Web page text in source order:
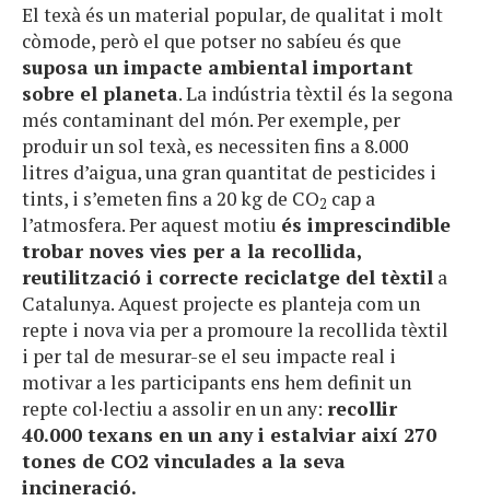
El texà és un material popular, de qualitat i molt
còmode, però el que potser no sabíeu és que
suposa un impacte ambiental important
sobre el planeta. La indústria tèxtil és la segona
més contaminant del món. Per exemple, per
produir un sol texà, es necessiten fins a 8.000
litres d’aigua, una gran quantitat de pesticides i
tints, i s’emeten fins a 20 kg de CO2 cap a
l’atmosfera. Per aquest motiu és imprescindible
trobar noves vies per a la recollida,
reutilització i correcte reciclatge del tèxtil a
Catalunya. Aquest projecte es planteja com un
repte i nova via per a promoure la recollida tèxtil
i per tal de mesurar-se el seu impacte real i
motivar a les participants ens hem definit un
repte col·lectiu a assolir en un any: recollir
40.000 texans en un any i estalviar així 270
tones de CO2 vinculades a la seva
incineració.